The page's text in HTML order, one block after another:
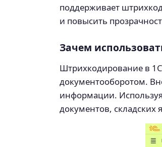
поддерживает
и повысить
Зачем
Штрихкодирование в
документооборотом.
информации.
документов,